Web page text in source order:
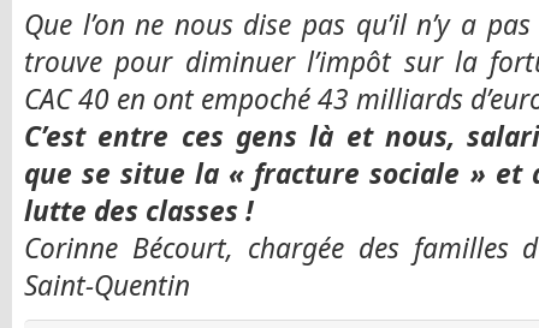
Que l’on ne nous dise pas qu’il n’y a
trouve pour diminuer l’impôt sur la
CAC 40 en ont empoché 43 milliards
C’est entre ces gens là et nous,
que se situe la « fracture sociale » et
lutte des classes !
Corinne Bécourt, chargée des familles
Saint-Quentin